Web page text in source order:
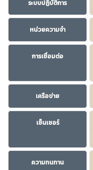
ระบบปฏิบัติการ
หน่วยความจำ
การเชื่อมต่อ
เครือข่าย
เซ็นเซอร์
ความทนทาน